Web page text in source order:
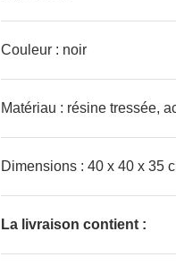
Couleur : noir
Matériau : résine tressée,
Dimensions : 40 x 40 x 35
La livraison contient :